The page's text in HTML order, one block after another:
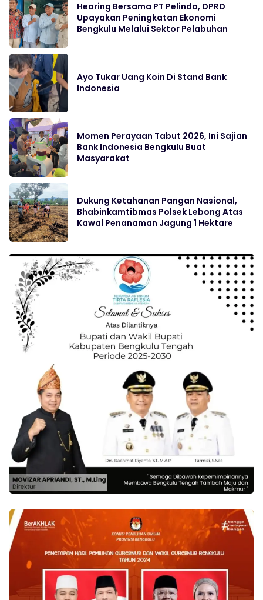
Hearing Bersama PT Pelindo, DPRD
Upayakan Peningkatan Ekonomi
Bengkulu Melalui Sektor Pelabuhan
Ayo Tukar Uang Koin Di Stand Bank
Indonesia
Momen Perayaan Tabut 2026, Ini Sajian
Bank Indonesia Bengkulu Buat
Masyarakat
Dukung Ketahanan Pangan Nasional,
Bhabinkamtibmas Polsek Lebong Atas
Kawal Penanaman Jagung 1 Hektare